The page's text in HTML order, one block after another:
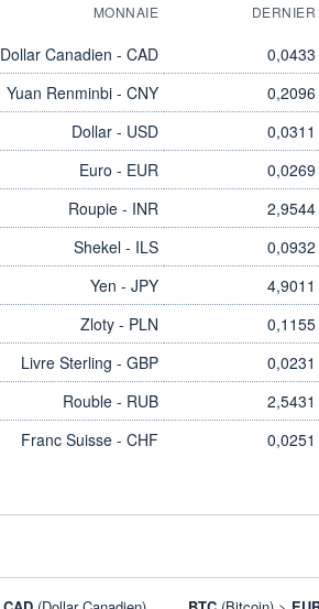
MONNAIE DERNIER
Dollar Canadien - CAD 0,0433
Yuan Renminbi - CNY 0,2096
Dollar - USD 0,0311
Euro - EUR 0,0269
Roupie - INR 2,9544
Shekel - ILS 0,0932
Yen - JPY 4,9011
Zloty - PLN 0,1155
Livre Sterling - GBP 0,0231
Rouble - RUB 2,5431
Franc Suisse - CHF 0,0251